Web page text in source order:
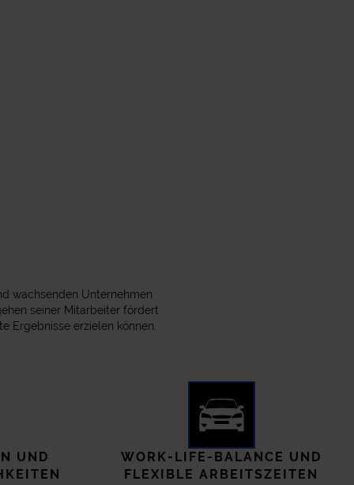
wachsenden Unternehmen
seiner Mitarbeiter fördert
Ergebnisse erzielen können.
UND
WORK-LIFE-BALANCE UND
FLEXIBLE ARBEITSZEITEN